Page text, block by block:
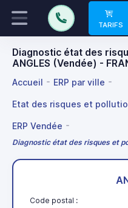
TARIFS
Diagnostic état des
ANGLES (Vendée) -
Accueil ERP par ville
Etat des risques et
ERP Vendée
Diagnostic état des risques et
Code postal :